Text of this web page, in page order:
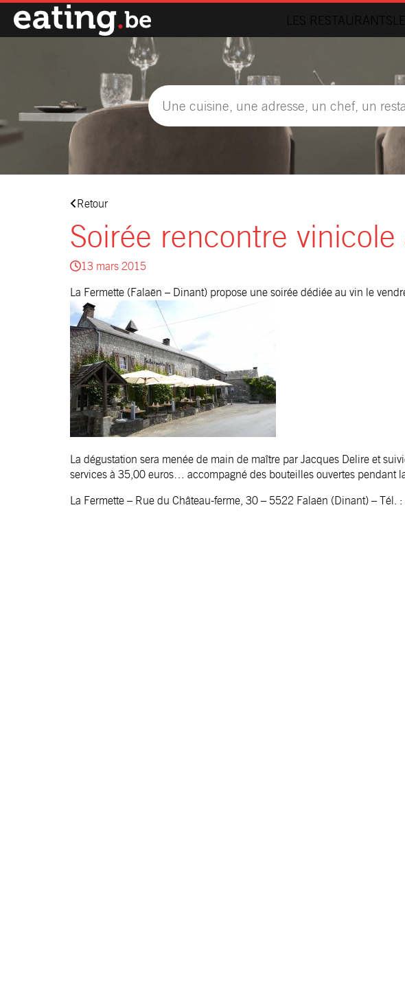
LES RESTAURANTS
Retour
Soirée rencontre
13 mars 2015
La Fermette (Falaën – Dinant) propose une soirée dédiée au vin le
La dégustation sera menée de main de maître par Jacques Delire et
services à 35,00 euros… accompagné des bouteilles ouvertes pendant
La Fermette – Rue du Château-ferme, 30 – 5522 Falaën (Dinant) – Tél.